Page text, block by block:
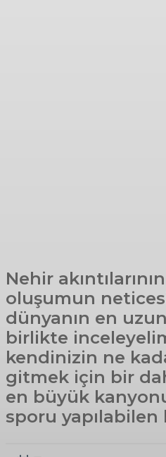
Nehir
oluşumun
dünyanın en
birlikte
kendinizin ne
gitmek için bir
en büyük
sporu